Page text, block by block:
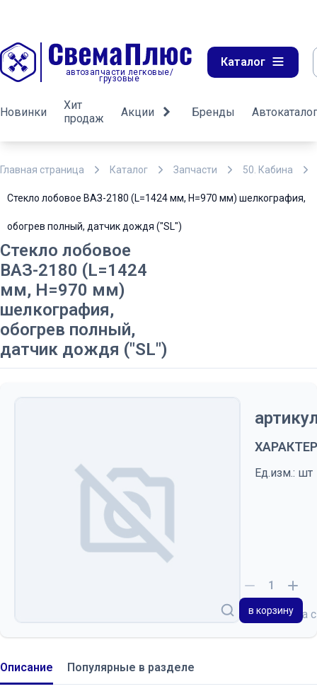
автозапчасти легковые/
грузовые
Каталог
Новинки
Хит
продаж
Акции Бренды Автокаталог
Главная страница Каталог Запчасти 50. Кабина
Стекло лобовое ВАЗ-2180 (L=1424 мм, Н=970 мм) шелкография,
обогрев полный, датчик дождя ("SL")
Стекло лобовое
ВАЗ-2180 (L=1424
мм, Н=970 мм)
шелкография,
обогрев полный,
датчик дождя ("SL")
Ед.изм.: шт
на
в корзину
Описание Популярные в разделе